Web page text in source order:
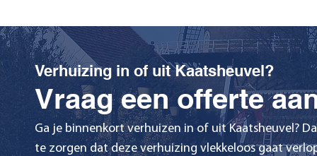
Verhuizing in of uit Kaatsheuvel?
Ga je binnenkort verhuizen in of uit Kaatsheuvel?
te zorgen dat deze verhuizing vlekkeloos gaat
Vraag een offerte